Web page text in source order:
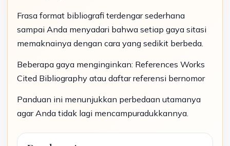
Frasa format bibliografi terdengar sederhana
sampai Anda menyadari bahwa setiap gaya sitasi
memaknainya dengan cara yang sedikit berbeda.
Beberapa gaya menginginkan: References Works
Cited Bibliography atau daftar referensi bernomor
Panduan ini menunjukkan perbedaan utamanya
agar Anda tidak lagi mencampuradukkannya.